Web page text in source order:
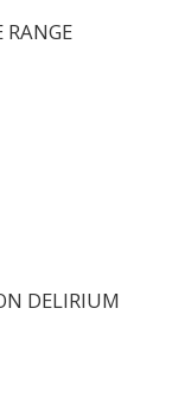
DELIRIUM